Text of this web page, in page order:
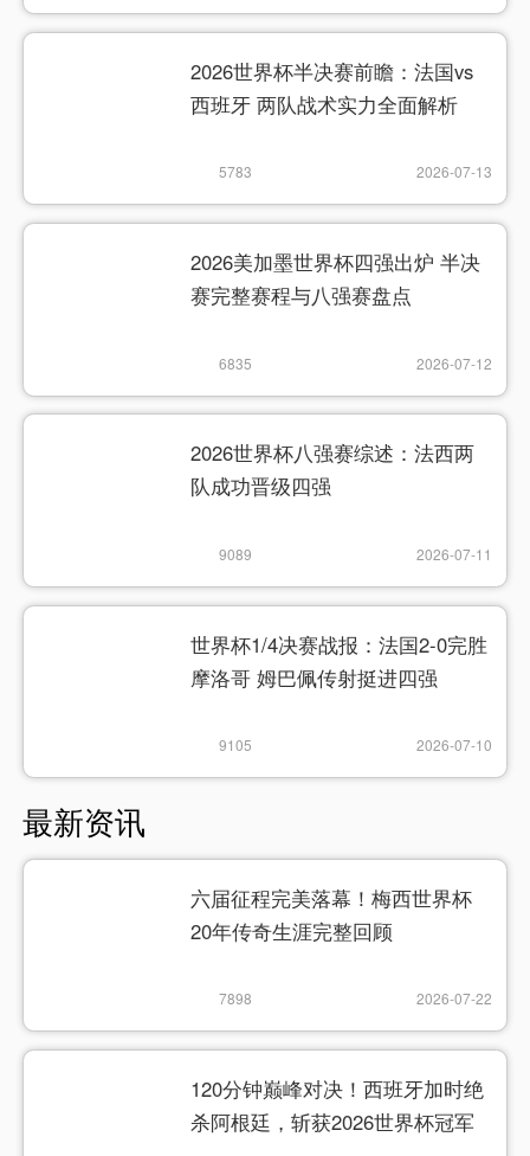
2026世界杯半决赛前瞻：法国vs
西班牙 两队战术实力全面解析
5783 2026-07-13
2026美加墨世界杯四强出炉 半决
赛完整赛程与八强赛盘点
6835 2026-07-12
2026世界杯八强赛综述：法西两
队成功晋级四强
9089 2026-07-11
世界杯1/4决赛战报：法国2-0完胜
摩洛哥 姆巴佩传射挺进四强
9105 2026-07-10
最新资讯
六届征程完美落幕！梅西世界杯
20年传奇生涯完整回顾
7898 2026-07-22
120分钟巅峰对决！西班牙加时绝
杀阿根廷，斩获2026世界杯冠军